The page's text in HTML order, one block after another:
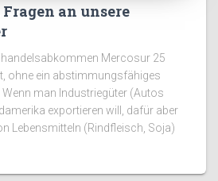
an unsere
Mercosur 25
ohne ein abstimmungsfähiges
Wenn man Industriegüter (Autos
exportieren will, dafür aber
Lebensmitteln (Rindfleisch, Soja)